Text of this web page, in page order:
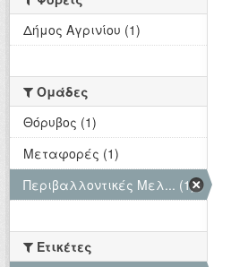
Δήμος Αγρινίου (1)
Ομάδες
Θόρυβος (1)
Μεταφορές (1)
Περιβαλλοντικές Μελ... (1)
Ετικέτες